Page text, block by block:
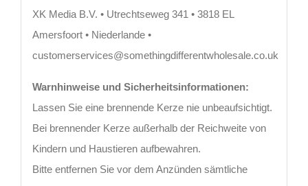
XK Media B.V. • Utrechtseweg 341 • 3818 EL
Amersfoort • Niederlande •
customerservices@somethingdifferentwholesale.co.uk
Warnhinweise und Sicherheitsinformationen:
Lassen Sie eine brennende Kerze nie unbeaufsichtigt.
Bei brennender Kerze außerhalb der Reichweite von
Kindern und Haustieren aufbewahren.
Bitte entfernen Sie vor dem Anzünden sämtliche